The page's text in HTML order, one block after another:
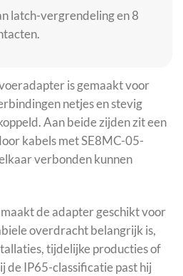
latch-vergrendeling en 8
is gemaakt voor
netjes en stevig
Aan beide zijden zit een
kabels met SE8MC-05-
verbonden kunnen
de adapter geschikt voor
overdracht belangrijk is,
tijdelijke producties of
de IP65-classificatie past hij